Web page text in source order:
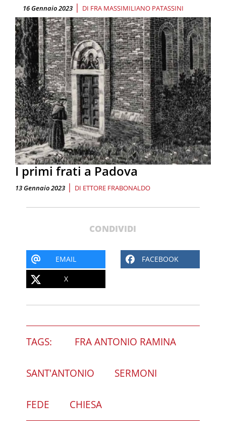
16 Gennaio 2023 | DI FRA MASSIMILIANO PATASSINI
I primi frati a Padova
13 Gennaio 2023 | DI ETTORE FRABONALDO
CONDIVIDI
EMAIL FACEBOOK
X
TAGS: FRA ANTONIO RAMINA
SANT'ANTONIO SERMONI
FEDE CHIESA